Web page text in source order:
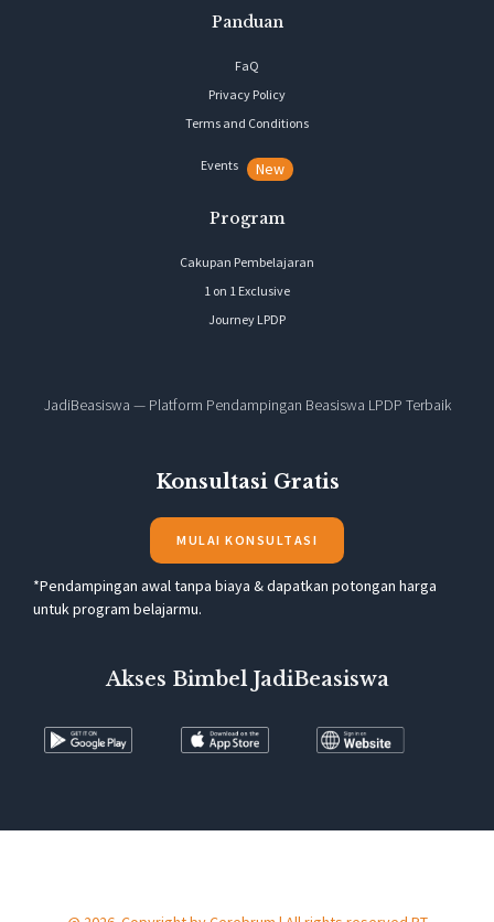
Panduan
FaQ
Privacy Policy
Terms and Conditions
Events New
Program
Cakupan Pembelajaran
1 on 1 Exclusive
Journey LPDP
JadiBeasiswa — Platform Pendampingan Beasiswa LPDP Terbaik
Konsultasi Gratis
MULAI KONSULTASI
*Pendampingan awal tanpa biaya & dapatkan potongan harga
untuk program belajarmu.
Akses Bimbel JadiBeasiswa